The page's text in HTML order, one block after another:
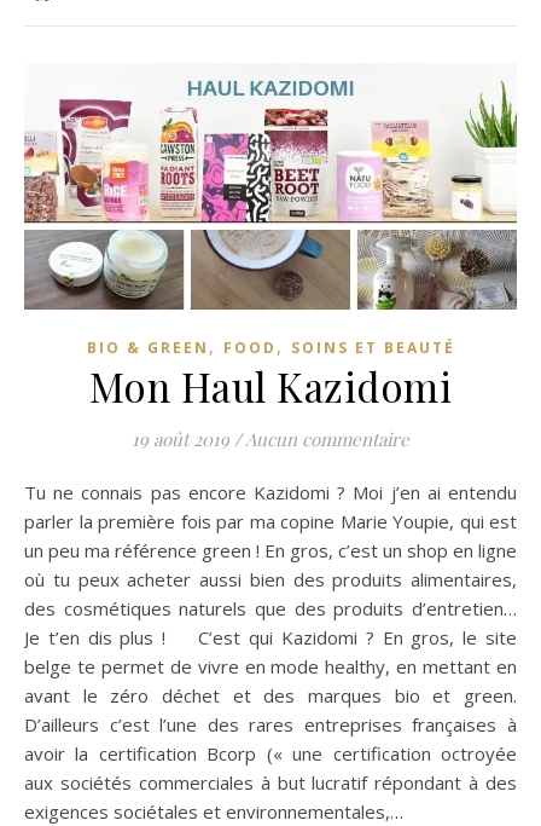
BIO & GREEN , FOOD , SOINS ET BEAUTÉ
Mon Haul Kazidomi
19 août 2019 /Aucun commentaire
Tu ne connais pas encore Kazidomi ? Moi j’en ai entendu
parler la première fois par ma copine Marie Youpie, qui est
un peu ma référence green ! En gros, c’est un shop en ligne
où tu peux acheter aussi bien des produits alimentaires,
des cosmétiques naturels que des produits d’entretien…
Je t’en dis plus ! C’est qui Kazidomi ? En gros, le site
belge te permet de vivre en mode healthy, en mettant en
avant le zéro déchet et des marques bio et green.
D’ailleurs c’est l’une des rares entreprises françaises à
avoir la certification Bcorp (« une certification octroyée
aux sociétés commerciales à but lucratif répondant à des
exigences sociétales et environnementales,…